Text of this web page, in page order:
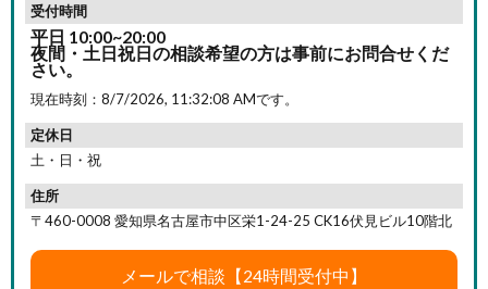
受付時間
平日 10:00~20:00
夜間・土日祝日の相談希望の方は事前にお問合せくだ
さい。
現在時刻： 8/7/2026, 11:32:09 AMです。
定休日
土・日・祝
住所
〒460-0008 愛知県名古屋市中区栄1-24-25 CK16伏見ビル10階北